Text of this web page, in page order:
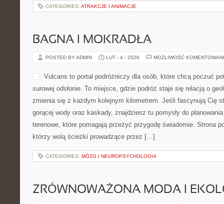
CATEGORIES: ATRAKCJE I ANIMACJE
BAGNA I MOKRADŁA
POSTED BY ADMIN LUT - 4 - 2026 MOŻLIWOŚĆ
Vulcans to portal podróżniczy dla osób, które chcą poczuć
surowej odsłonie. To miejsce, gdzie podróż staje się relacją o
zmienia się z każdym kolejnym kilometrem. Jeśli fascynują Cię
gorącej wody oraz kaskady, znajdziesz tu pomysły do
terenowe, które pomagają przeżyć przygodę świadomie. Strona
którzy wolą ścieżki prowadzące przez […]
CATEGORIES: MÓZG I NEUROPSYCHOLOGIA
ZRÓWNOWAŻONA MODA I